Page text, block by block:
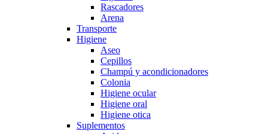
Rascadores
Arena
Transporte
Higiene
Aseo
Cepillos
Champú y acondicionadores
Colonia
Higiene ocular
Higiene oral
Higiene otica
Suplementos